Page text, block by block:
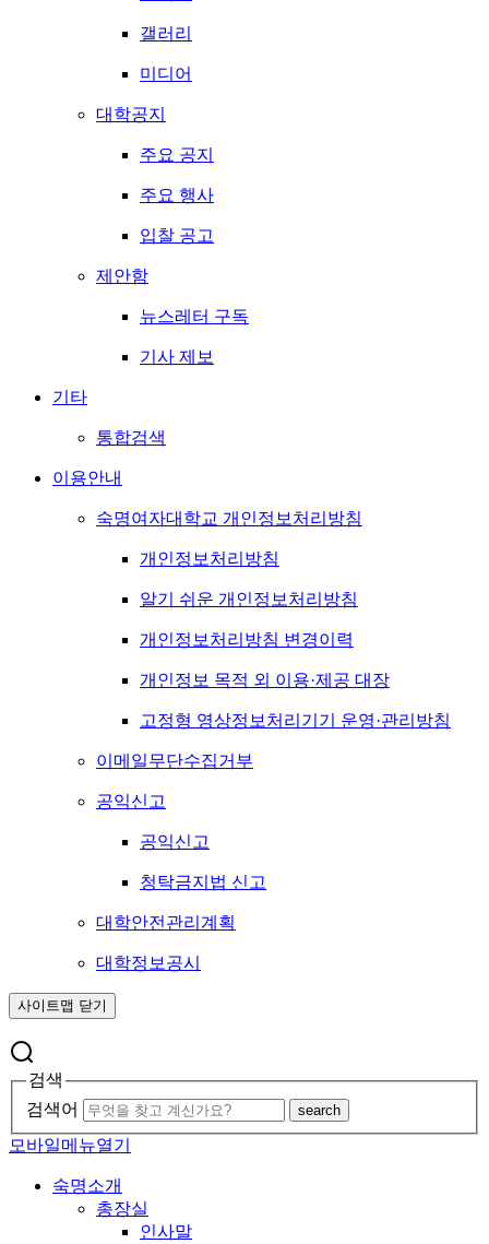
갤러리
미디어
대학공지
주요 공지
주요 행사
입찰 공고
제안함
뉴스레터 구독
기사 제보
기타
통합검색
이용안내
숙명여자대학교 개인정보처리방침
개인정보처리방침
알기 쉬운 개인정보처리방침
개인정보처리방침 변경이력
개인정보 목적 외 이용·제공 대장
고정형 영상정보처리기기 운영·관리방침
이메일무단수집거부
공익신고
공익신고
청탁금지법 신고
대학안전관리계획
대학정보공시
사이트맵 닫기
검색
검색어
search
모바일메뉴열기
숙명소개
총장실
인사말